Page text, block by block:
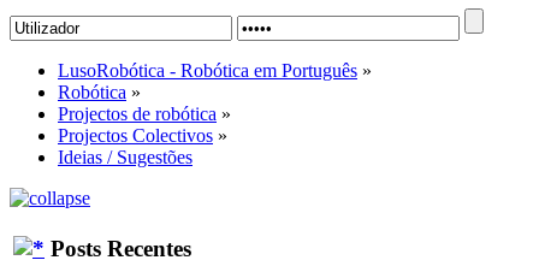
LusoRobótica - Robótica em Português »
Robótica »
Projectos de robótica »
Projectos Colectivos »
Ideias / Sugestões
Posts Recentes